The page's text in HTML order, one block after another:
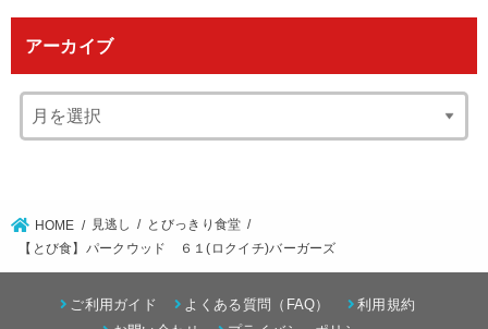
アーカイブ
HOME 見逃し
とびっきり食堂
【とび食】パークウッド ６１(ロクイチ)バーガーズ
ご利用ガイド よくある質問（FAQ）
利用規約